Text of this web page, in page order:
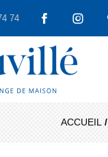
74
FACEBOOK
par tradition
ACCUEIL /